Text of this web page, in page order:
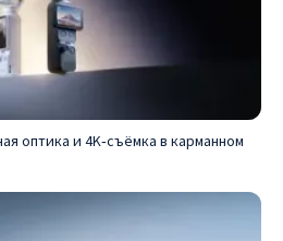
оптика и 4K‑съёмка в карманном